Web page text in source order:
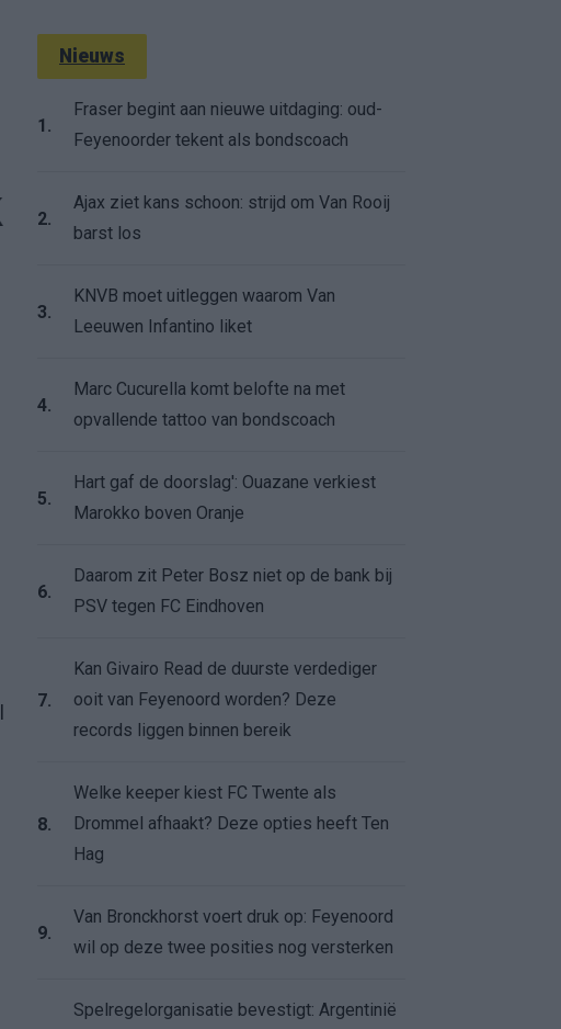
Nieuws
1.
Fraser begint aan nieuwe uitdaging: oud-
Feyenoorder tekent als bondscoach
2.
Ajax ziet kans schoon: strijd om Van Rooij
barst los
3.
KNVB moet uitleggen waarom Van
Leeuwen Infantino liket
4.
Marc Cucurella komt belofte na met
opvallende tattoo van bondscoach
5.
Hart gaf de doorslag': Ouazane verkiest
Marokko boven Oranje
6.
Daarom zit Peter Bosz niet op de bank bij
PSV tegen FC Eindhoven
7.
Kan Givairo Read de duurste verdediger
ooit van Feyenoord worden? Deze
records liggen binnen bereik
8.
Welke keeper kiest FC Twente als
Drommel afhaakt? Deze opties heeft Ten
Hag
9.
Van Bronckhorst voert druk op: Feyenoord
wil op deze twee posities nog versterken
Spelregelorganisatie bevestigt: Argentinië